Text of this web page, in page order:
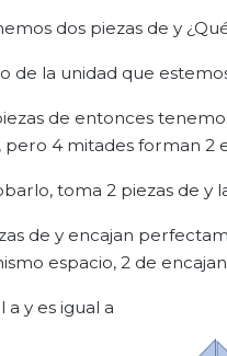
dos piezas de y
de la unidad que
de entonces
4 mitades forman 2
toma 2 piezas de y
de y encajan
espacio, 2 de
a y es igual a